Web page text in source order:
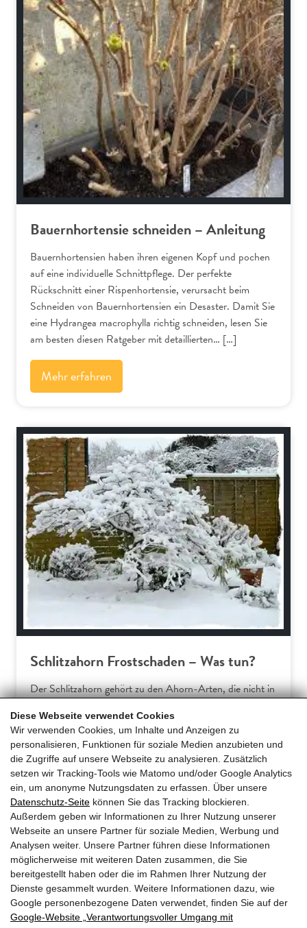
Diese Webseite verwendet Cookies
Wir verwenden Cookies, um Inhalte und Anzeigen zu
personalisieren, Funktionen für soziale Medien anzubieten und
die Zugriffe auf unsere Webseite zu analysieren. Zusätzlich
setzen wir Tracking-Tools wie Matomo und/oder Google Analytics
ein, um anonyme Nutzungsdaten zu erfassen. Über unsere
Datenschutz-Seite können Sie das Tracking blockieren.
Außerdem geben wir Informationen zu Ihrer Nutzung unserer
Webseite an unsere Partner für soziale Medien, Werbung und
Analysen weiter. Unsere Partner führen diese Informationen
möglicherweise mit weiteren Daten zusammen, die Sie
bereitgestellt haben oder die im Rahmen Ihrer Nutzung der
Dienste gesammelt wurden. Weitere Informationen dazu, wie
Google personenbezogene Daten verwendet, finden Sie auf der
Google‑Website „Verantwortungsvoller Umgang mit
Bauernhortensie schneiden – Anleitung
Bauernhortensien haben ihren eigenen Kopf und pochen
auf eine individuelle Schnittpflege. Der perfekte
Rückschnitt einer Rispenhortensie, verursacht beim
Schneiden von Bauernhortensien ein Desaster. Damit Sie
eine Hydrangea macrophylla richtig schneiden, lesen Sie
am besten diesen Ratgeber mit detaillierten… […]
Mehr erfahren
Bäume und Sträucher
Schlitzahorn Frostschaden – Was tun?
Der Schlitzahorn gehört zu den Ahorn-Arten, die nicht in
Hausgärtner am Acer palmatum dissectum häufiger über
Frostschäden klagen. Dieser Ratgeber erklärt die
typischen Symptome und gibt praxiserprobte Tipps für
effektive Gegenmaßnahmen und… […]
Mehr erfahren